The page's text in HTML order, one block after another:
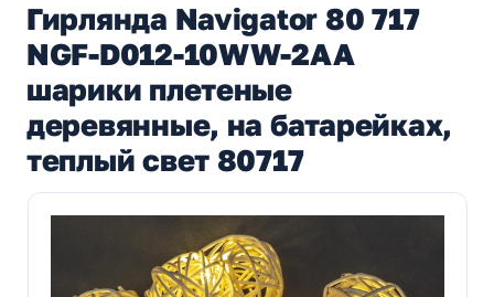
Гирлянда Navigator 80 717
NGF-D012-10WW-2AA
шарики плетеные
деревянные, на батарейках,
теплый свет 80717